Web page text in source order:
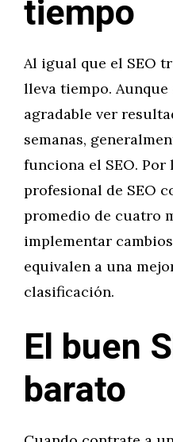
tiempo
Al igual que el SEO
lleva tiempo.
agradable ver
semanas,
funciona el SEO.
profesional de SEO
promedio de cuatro
implementar
equivalen a una
clasificación.
El buen
barato